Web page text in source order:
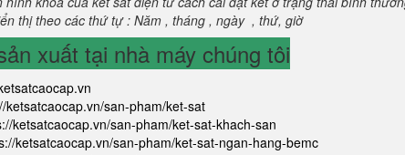
thị theo các thứ tự : Năm , tháng , ngày , thứ, giờ
xuất tại nhà máy chúng tôi
ketsatcaocap.vn/san-pham/ket-sat
ketsatcaocap.vn/san-pham/ket-sat-khach-san
ketsatcaocap.vn/san-pham/ket-sat-ngan-hang-bemc